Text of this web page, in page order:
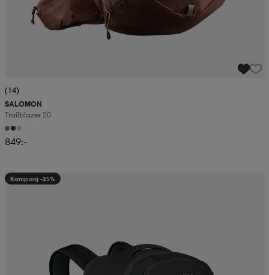
(14)
SALOMON
Trailblazer 20
849:-
Kampanj -25%